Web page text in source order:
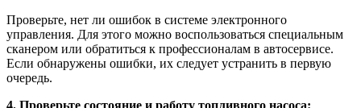
Проверьте, нет ли ошибок в системе электронного
управления. Для этого можно воспользоваться специальным
сканером или обратиться к профессионалам в автосервисе.
Если обнаружены ошибки, их следует устранить в первую
очередь.
4. Проверьте состояние и работу топливного насоса: